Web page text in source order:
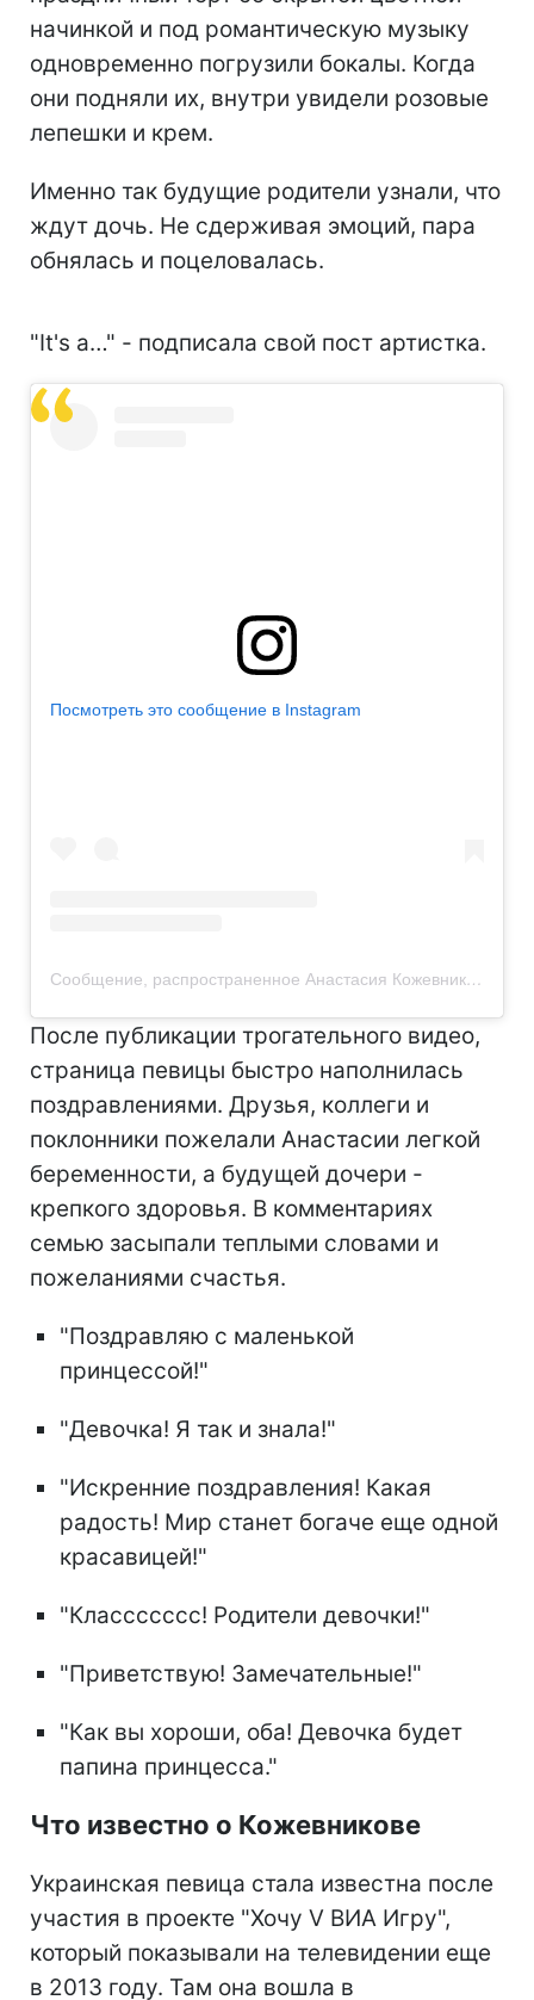
начинкой и под романтическую музыку
одновременно погрузили бокалы. Когда
они подняли их, внутри увидели розовые
лепешки и крем.
Именно так будущие родители узнали, что
ждут дочь. Не сдерживая эмоций, пара
обнялась и поцеловалась.
"It's a…" - подписала свой пост артистка.
Посмотреть это сообщение в Instagram
Сообщение, распространенное Анастасия Кожевникова (@anastasiakozhevnikova)
После публикации трогательного видео,
страница певицы быстро наполнилась
поздравлениями. Друзья, коллеги и
поклонники пожелали Анастасии легкой
беременности, а будущей дочери -
крепкого здоровья. В комментариях
семью засыпали теплыми словами и
пожеланиями счастья.
"Поздравляю с маленькой
принцессой!"
"Девочка! Я так и знала!"
"Искренние поздравления! Какая
радость! Мир станет богаче еще одной
красавицей!"
"Классссссс! Родители девочки!"
"Приветствую! Замечательные!"
"Как вы хороши, оба! Девочка будет
папина принцесса."
Что известно о Кожевникове
Украинская певица стала известна после
участия в проекте "Хочу V ВИА Игру",
который показывали на телевидении еще
в 2013 году. Там она вошла в